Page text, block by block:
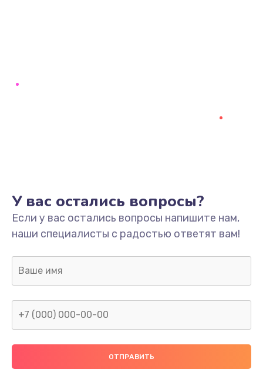
У вас остались вопросы?
Если у вас остались вопросы напишите нам,
наши специалисты с радостью ответят вам!